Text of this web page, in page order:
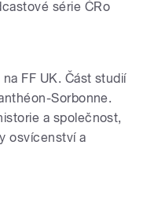
série ČRo
FF UK. Část studií
Sorbonne.
a společnost,
osvícenství a